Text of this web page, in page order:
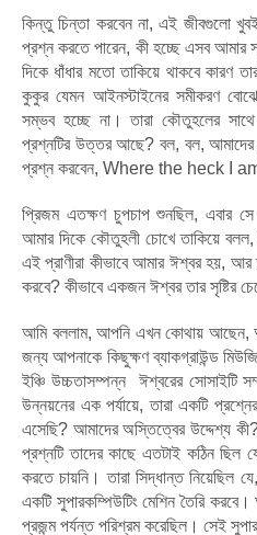
কিন্তু চিন্তা করবেন না, এই জীবগুলো
প্রশ্ন করতে পারেন, কী হচ্ছে এসব আমার
দিকে ধাঁধার মতো তাকিয়ে থাকবে কারণ
কুকুর যেমন আইনস্টাইনের সমীকরণ
সম্ভব হচ্ছে না। তারা কৌতুহলের
প্রশ্নটির উত্তর আছে? বল, বল, আমাদের
প্রশ্ন করবেন, Where the heck I
প্রিজম এতক্ষণ চুপচাপ শুনছিল, এবার
আমার দিকে কৌতুহলী চোখে তাকিয়ে
এই প্রাণীরা কীভাবে আমার ঈশ্বর হয়, আর
করবে? কীভাবে একজন ঈশ্বর তার সৃষ্টির
আমি বললাম, আপনি এখন কোথায় আছেন,
জন্য আপনাকে কিছুক্ষণ ব্যাকগ্রাউন্ড
ইঞ্চি উচ্চতাসম্পন্ন ঈশ্বরের সোসাইটি
উন্নয়নের এক পর্যায়ে, তারা একটি
এসেছি? আমাদের অস্তিত্বের উদ্দেশ্য
প্রশ্নটি তাদের কাছে এতটাই কঠিন ছিল
করতে চায়নি। তারা সিদ্ধান্ত নিয়েছিল
একটি সুপারকম্পিউটিং মেশিন তৈরি
প্রজন্ম পর্যন্ত পরিশ্রম করেছিল। সেই